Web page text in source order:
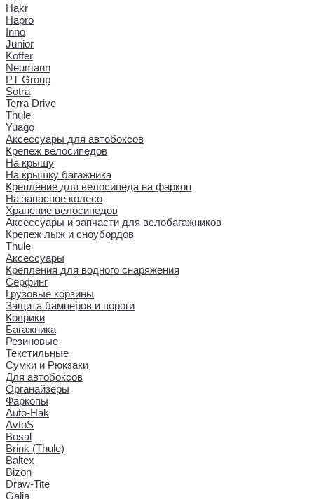
Hakr
Hapro
Inno
Junior
Koffer
Neumann
PT Group
Sotra
Terra Drive
Thule
Yuago
Аксессуары для автобоксов
Крепеж велосипедов
На крышу
На крышку багажника
Крепление для велосипеда на фаркоп
На запасное колесо
Хранение велосипедов
Аксессуары и запчасти для велобагажников
Крепеж лыж и сноубордов
Thule
Аксессуары
Крепления для водного снаряжения
Серфинг
Грузовые корзины
Защита бамперов и пороги
Коврики
Багажника
Резиновые
Текстильные
Сумки и Рюкзаки
Для автобоксов
Органайзеры
Фаркопы
Auto-Hak
AvtoS
Bosal
Brink (Thule)
Baltex
Bizon
Draw-Tite
Galia